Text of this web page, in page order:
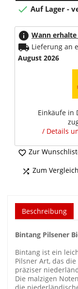
 Auf Lager -
info Wann
local_shipping Lieferung an
August 2026
Einkäufe in
/ Details
 Zur
 Zum
Beschreibung
Bintang Pilsener
Bintang ist ein
Pilsner Art, das
präziser
Die malzigen